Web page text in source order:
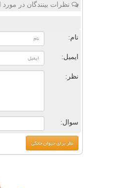
نظرات بینندگان در
نام:
ایمیل:
نظر:
سوال: